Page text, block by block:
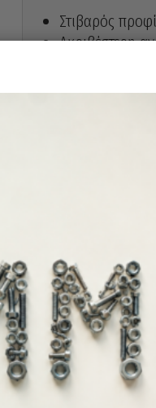
Στιβαρός
Ακριβέστερη